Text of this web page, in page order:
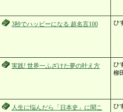
3秒でハッピーになる 超名言100 ひ
実践! 世界一ふざけた夢の叶え方
ひ
柳
人生に悩んだら「日本史」に聞こ
ひ